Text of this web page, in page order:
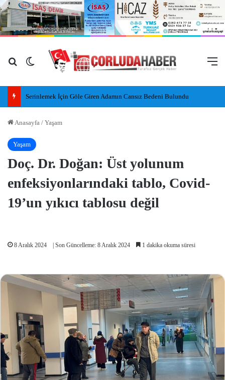
Arama yap ...
Dış görünümü değiştir
Serinlemek İçin Göle Giren Adamın Cansız Bedeni Bulundu
Anasayfa / Yaşam
Yaşam
Doç. Dr. Doğan: Üst yolunum
enfeksiyonlarındaki tablo, Covid-
19’un yıkıcı tablosu değil
8 Aralık 2024 | Son Güncelleme: 8 Aralık 2024 1 dakika okuma süresi